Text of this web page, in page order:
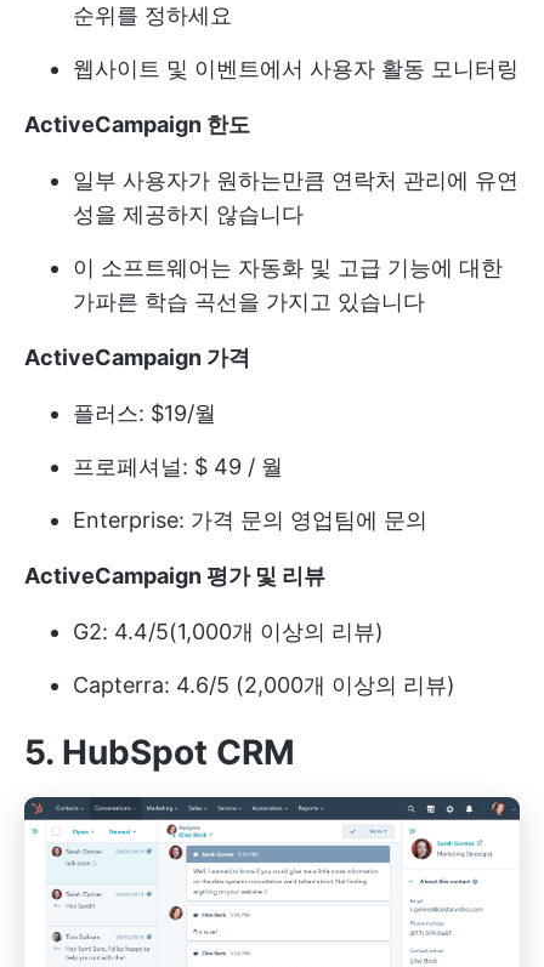
순위를 정하세요
웹사이트 및 이벤트에서 사용자 활동 모니터링
ActiveCampaign 한도
일부 사용자가 원하는만큼 연락처 관리에 유연
성을 제공하지 않습니다
이 소프트웨어는 자동화 및 고급 기능에 대한
가파른 학습 곡선을 가지고 있습니다
ActiveCampaign 가격
플러스: $19/월
프로페셔널: $ 49 / 월
Enterprise: 가격 문의 영업팀에 문의
ActiveCampaign 평가 및 리뷰
G2: 4.4/5(1,000개 이상의 리뷰)
Capterra: 4.6/5 (2,000개 이상의 리뷰)
5. HubSpot CRM